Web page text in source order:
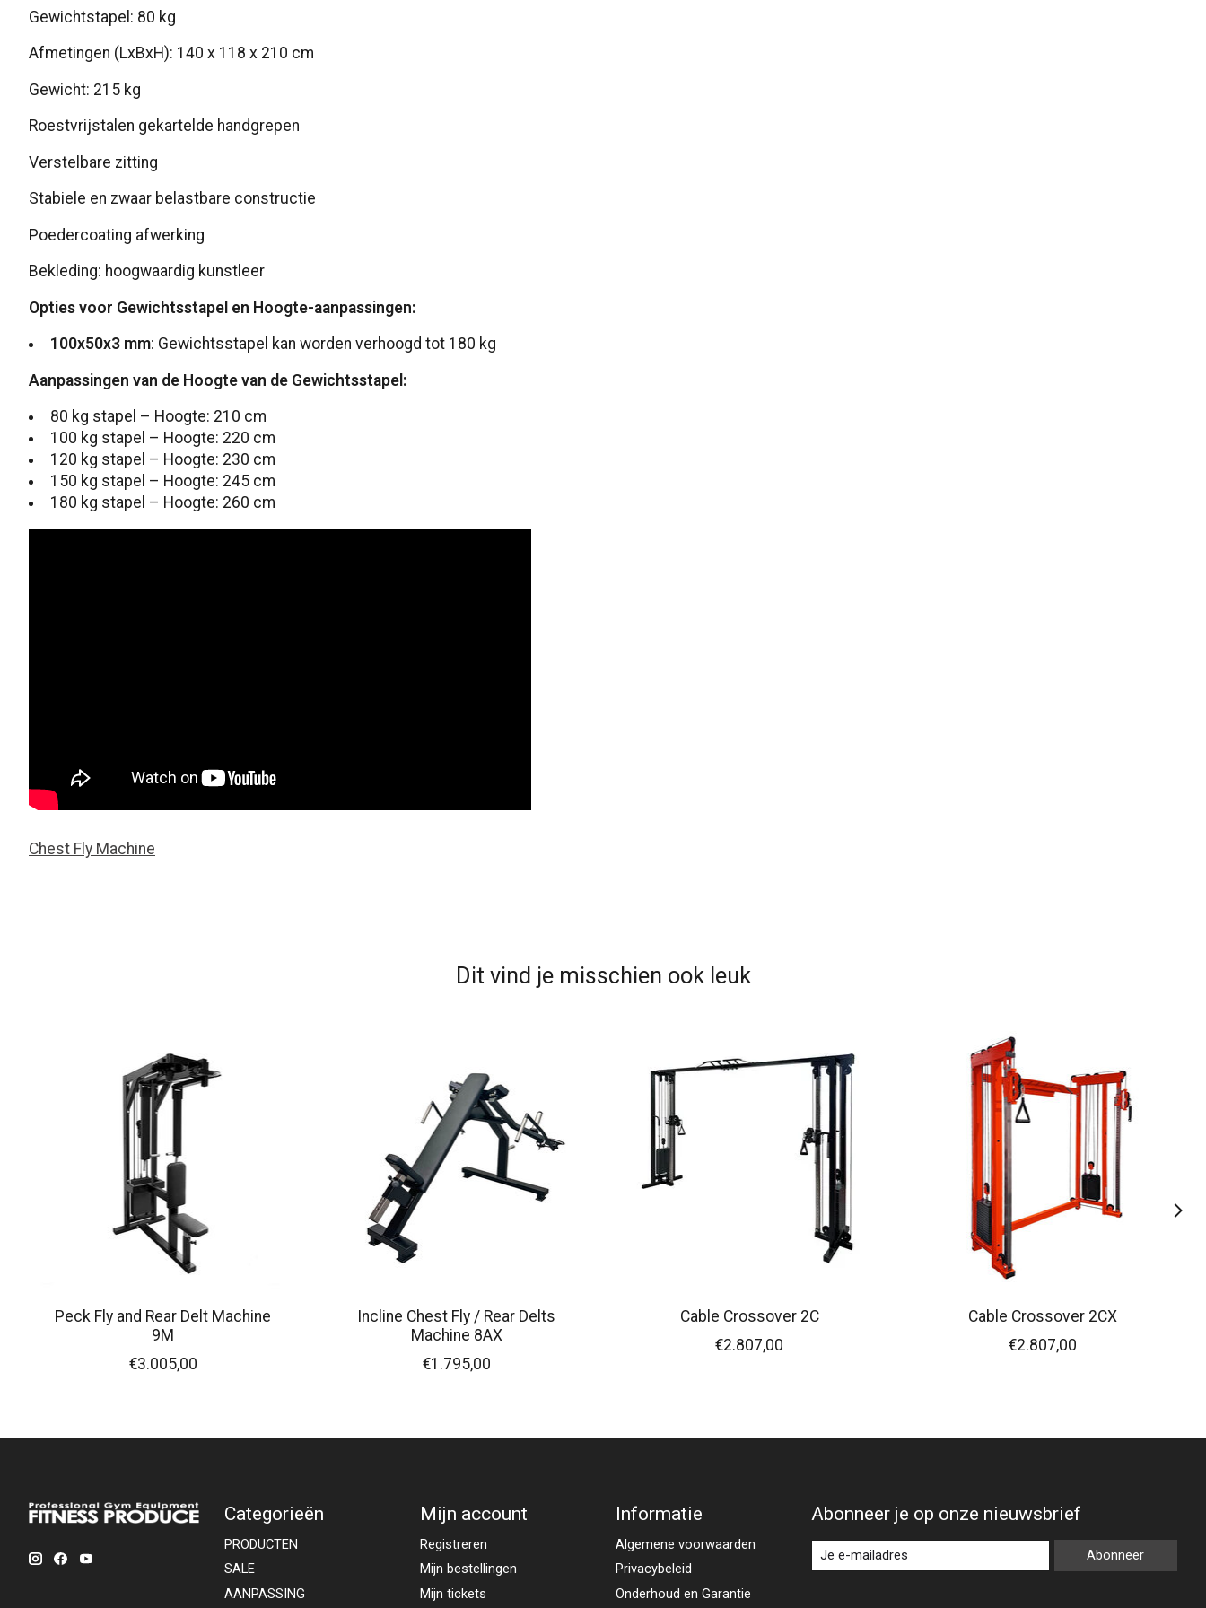
Gewichtstapel: 80 kg
Afmetingen (LxBxH): 140 x 118 x 210 cm
Gewicht: 215 kg
Roestvrijstalen gekartelde handgrepen
Verstelbare zitting
Stabiele en zwaar belastbare constructie
Poedercoating afwerking
Bekleding: hoogwaardig kunstleer
Opties voor Gewichtsstapel en Hoogte-aanpassingen:
100x50x3 mm: Gewichtsstapel kan worden verhoogd tot 180 kg
Aanpassingen van de Hoogte van de Gewichtsstapel:
80 kg stapel – Hoogte: 210 cm
100 kg stapel – Hoogte: 220 cm
120 kg stapel – Hoogte: 230 cm
150 kg stapel – Hoogte: 245 cm
180 kg stapel – Hoogte: 260 cm
Chest Fly Machine
Dit vind je misschien ook leuk
Peck Fly and Rear Delt Machine
9M
€3.005,00
Incline Chest Fly / Rear Delts
Machine 8AX
€1.795,00
Cable Crossover 2C
€2.807,00
Cable Crossover 2CX
€2.807,00
Categorieën
PRODUCTEN
SALE
AANPASSING
Mijn account
Registreren
Mijn bestellingen
Mijn tickets
Informatie
Algemene voorwaarden
Privacybeleid
Onderhoud en Garantie
Abonneer je op onze nieuwsbrief
Abonneer